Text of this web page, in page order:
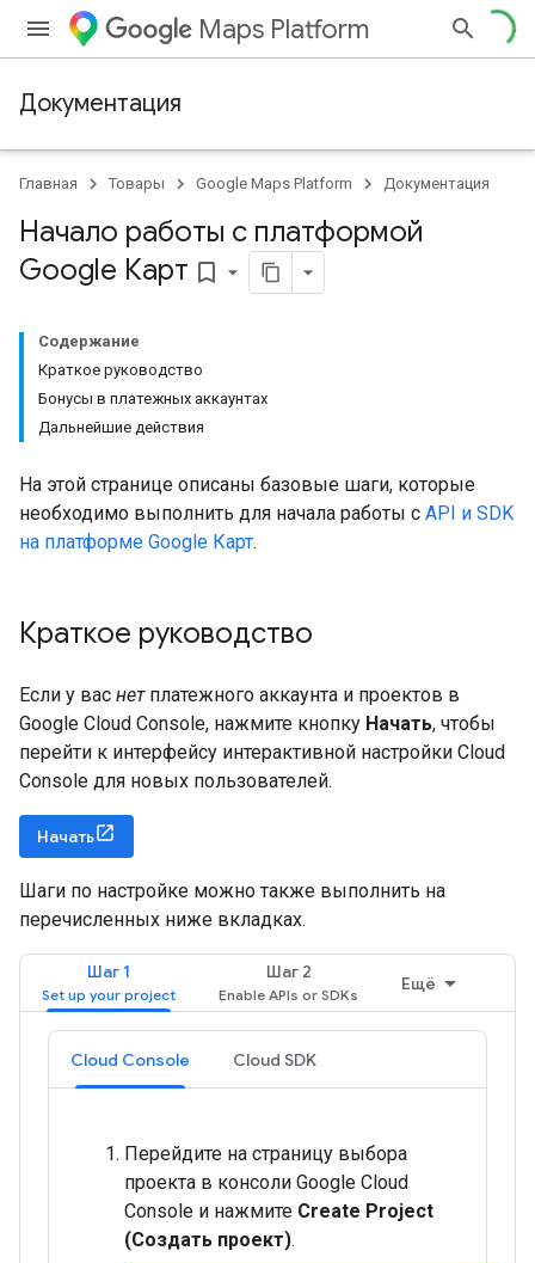
Maps Platform
Документация
Главная Товары Google Maps Platform Документация
Начало работы с платформой
Google Карт bookmark_border
Содержание
Краткое руководство
Бонусы в платежных аккаунтах
Дальнейшие действия
На этой странице описаны базовые шаги, которые
необходимо выполнить для начала работы с API и SDK
на платформе Google Карт.
Краткое руководство
Если у вас нетплатежного аккаунта и проектов в
Google Cloud Console, нажмите кнопку Начать, чтобы
перейти к интерфейсу интерактивной настройки Cloud
Console для новых пользователей.
Начать
Шаги по настройке можно также выполнить на
перечисленных ниже вкладках.
Шаг 1 Шаг 2
Ещё
Cloud Console Cloud SDK
Перейдите на страницу выбора
проекта в консоли Google Cloud
Console и нажмите Create Project
(Создать проект).